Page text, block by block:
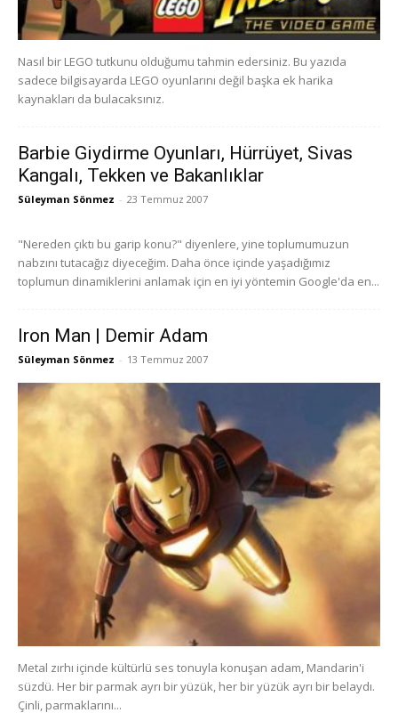
Nasıl bir LEGO tutkunu olduğumu tahmin edersiniz. Bu yazıda
sadece bilgisayarda LEGO oyunlarını değil başka ek harika
kaynakları da bulacaksınız.
Barbie Giydirme Oyunları, Hürrüyet, Sivas
Kangalı, Tekken ve Bakanlıklar
Süleyman Sönmez - 23 Temmuz 2007
"Nereden çıktı bu garip konu?" diyenlere, yine toplumumuzun
nabzını tutacağız diyeceğim. Daha önce içinde yaşadığımız
toplumun dinamiklerini anlamak için en iyi yöntemin Google'da en...
Iron Man | Demir Adam
Süleyman Sönmez - 13 Temmuz 2007
Metal zırhı içinde kültürlü ses tonuyla konuşan adam, Mandarin'i
süzdü. Her bir parmak ayrı bir yüzük, her bir yüzük ayrı bir belaydı.
Çinli, parmaklarını...